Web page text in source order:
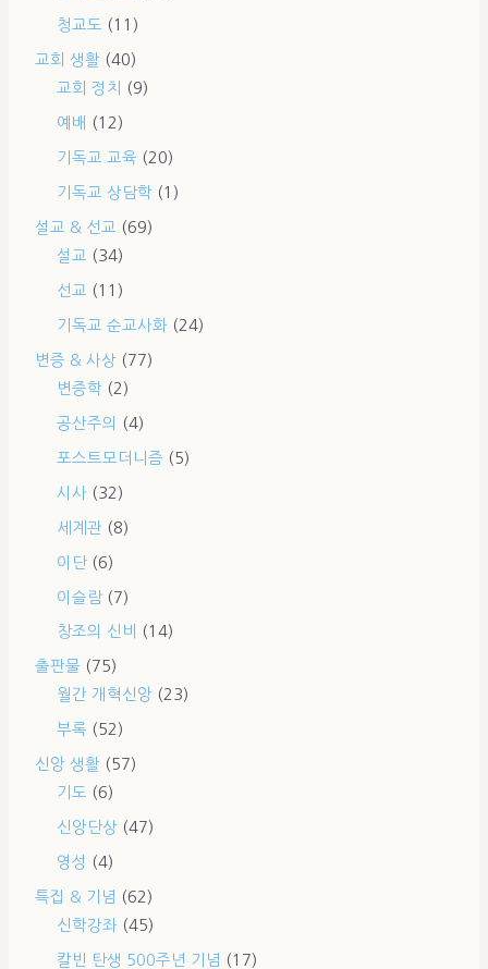
청교도 (11)
교회 생활 (40)
교회 정치
(9)
예배 (12)
기독교 교육 (20)
기독교 상담학 (1)
설교 & 선교 (69)
설교 (34)
선교 (11)
기독교 순교사화 (24)
변증 & 사상 (77)
변증학 (2)
공산주의 (4)
포스트모더니즘 (5)
시사 (32)
세계관 (8)
이단 (6)
이슬람 (7)
창조의 신비 (14)
출판물 (75)
월간 개혁신앙 (23)
부록 (52)
신앙 생활 (57)
기도 (6)
신앙단상 (47)
영성 (4)
특집 & 기념 (62)
신학강좌 (45)
칼빈 탄생 500주년 기념 (17)